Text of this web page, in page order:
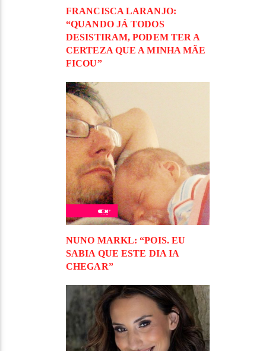
FRANCISCA LARANJO:
“QUANDO JÁ TODOS
DESISTIRAM, PODEM TER A
CERTEZA QUE A MINHA MÃE
FICOU”
NUNO MARKL: “POIS. EU
SABIA QUE ESTE DIA IA
CHEGAR”